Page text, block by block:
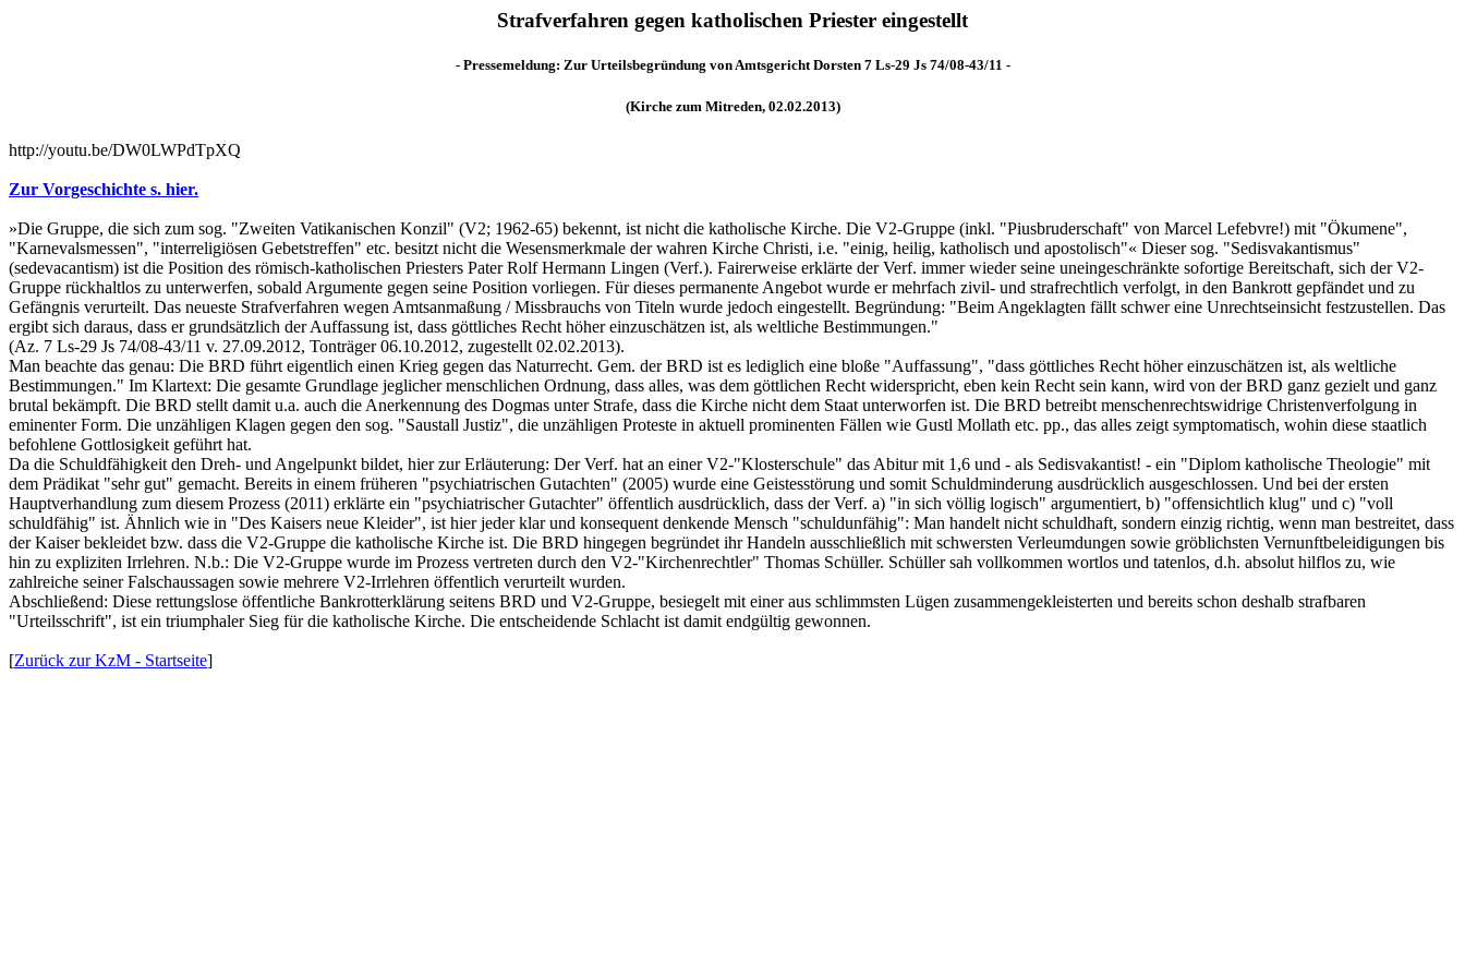
Strafverfahren gegen katholischen Priester eingestellt
- Pressemeldung: Zur Urteilsbegründung von Amtsgericht Dorsten 7 Ls-29 Js 74/08-43/11 -
(Kirche zum Mitreden, 02.02.2013)
http://youtu.be/DW0LWPdTpXQ
Zur Vorgeschichte s. hier.
»Die Gruppe, die sich zum sog. "Zweiten Vatikanischen Konzil" (V2; 1962-65) bekennt, ist nicht die katholische Kirche. Die V2-Gruppe (inkl. "Piusbruderschaft" von Marcel Lefebvre!) mit "Ökumene",
"Karnevalsmessen", "interreligiösen Gebetstreffen" etc. besitzt nicht die Wesensmerkmale der wahren Kirche Christi, i.e. "einig, heilig, katholisch und apostolisch"« Dieser sog. "Sedisvakantismus"
(sedevacantism) ist die Position des römisch-katholischen Priesters Pater Rolf Hermann Lingen (Verf.). Fairerweise erklärte der Verf. immer wieder seine uneingeschränkte sofortige Bereitschaft, sich der V2-
Gruppe rückhaltlos zu unterwerfen, sobald Argumente gegen seine Position vorliegen. Für dieses permanente Angebot wurde er mehrfach zivil- und strafrechtlich verfolgt, in den Bankrott gepfändet und zu
Gefängnis verurteilt. Das neueste Strafverfahren wegen Amtsanmaßung / Missbrauchs von Titeln wurde jedoch eingestellt. Begründung: "Beim Angeklagten fällt schwer eine Unrechtseinsicht festzustellen. Das
ergibt sich daraus, dass er grundsätzlich der Auffassung ist, dass göttliches Recht höher einzuschätzen ist, als weltliche Bestimmungen."
(Az. 7 Ls-29 Js 74/08-43/11 v. 27.09.2012, Tonträger 06.10.2012, zugestellt 02.02.2013).
Man beachte das genau: Die BRD führt eigentlich einen Krieg gegen das Naturrecht. Gem. der BRD ist es lediglich eine bloße "Auffassung", "dass göttliches Recht höher einzuschätzen ist, als weltliche
Bestimmungen." Im Klartext: Die gesamte Grundlage jeglicher menschlichen Ordnung, dass alles, was dem göttlichen Recht widerspricht, eben kein Recht sein kann, wird von der BRD ganz gezielt und ganz
brutal bekämpft. Die BRD stellt damit u.a. auch die Anerkennung des Dogmas unter Strafe, dass die Kirche nicht dem Staat unterworfen ist. Die BRD betreibt menschenrechtswidrige Christenverfolgung in
eminenter Form. Die unzähligen Klagen gegen den sog. "Saustall Justiz", die unzähligen Proteste in aktuell prominenten Fällen wie Gustl Mollath etc. pp., das alles zeigt symptomatisch, wohin diese staatlich
befohlene Gottlosigkeit geführt hat.
Da die Schuldfähigkeit den Dreh- und Angelpunkt bildet, hier zur Erläuterung: Der Verf. hat an einer V2-"Klosterschule" das Abitur mit 1,6 und - als Sedisvakantist! - ein "Diplom katholische Theologie" mit
dem Prädikat "sehr gut" gemacht. Bereits in einem früheren "psychiatrischen Gutachten" (2005) wurde eine Geistesstörung und somit Schuldminderung ausdrücklich ausgeschlossen. Und bei der ersten
Hauptverhandlung zum diesem Prozess (2011) erklärte ein "psychiatrischer Gutachter" öffentlich ausdrücklich, dass der Verf. a) "in sich völlig logisch" argumentiert, b) "offensichtlich klug" und c) "voll
schuldfähig" ist. Ähnlich wie in "Des Kaisers neue Kleider", ist hier jeder klar und konsequent denkende Mensch "schuldunfähig": Man handelt nicht schuldhaft, sondern einzig richtig, wenn man bestreitet, dass
der Kaiser bekleidet bzw. dass die V2-Gruppe die katholische Kirche ist. Die BRD hingegen begründet ihr Handeln ausschließlich mit schwersten Verleumdungen sowie gröblichsten Vernunftbeleidigungen bis
hin zu expliziten Irrlehren. N.b.: Die V2-Gruppe wurde im Prozess vertreten durch den V2-"Kirchenrechtler" Thomas Schüller. Schüller sah vollkommen wortlos und tatenlos, d.h. absolut hilflos zu, wie
zahlreiche seiner Falschaussagen sowie mehrere V2-Irrlehren öffentlich verurteilt wurden.
Abschließend: Diese rettungslose öffentliche Bankrotterklärung seitens BRD und V2-Gruppe, besiegelt mit einer aus schlimmsten Lügen zusammengekleisterten und bereits schon deshalb strafbaren
"Urteilsschrift", ist ein triumphaler Sieg für die katholische Kirche. Die entscheidende Schlacht ist damit endgültig gewonnen.
[Zurück zur KzM - Startseite]